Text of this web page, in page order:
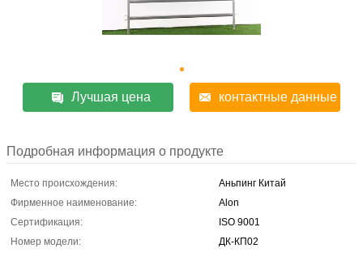
Лучшая цена контактные данные
Подробная информация о продукте
Место происхождения:
Аньпинг Китай
Фирменное наименование:
Alon
Сертификация:
ISO 9001
Номер модели:
ДК-КП02